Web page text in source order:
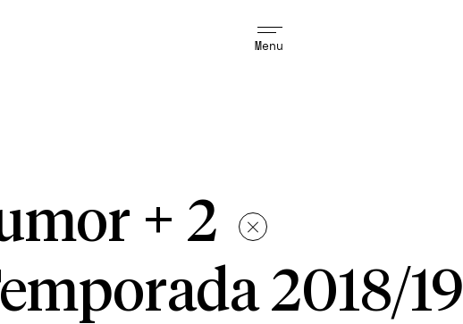
Menu
+ 2
2018/19